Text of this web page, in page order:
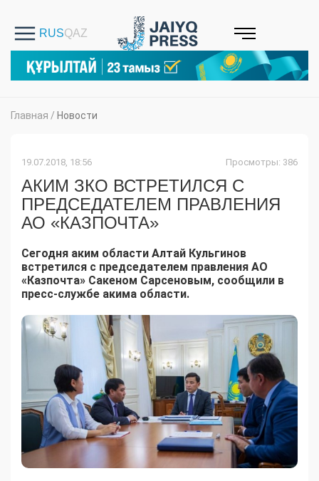
Главная / Новости
19.07.2018, 18:56 Просмотры: 386
АКИМ ЗКО ВСТРЕТИЛСЯ С
ПРЕДСЕДАТЕЛЕМ ПРАВЛЕНИЯ
АО «КАЗПОЧТА»
Сегодня аким области Алтай Кульгинов
встретился с председателем правления АО
«Казпочта» Сакеном Сарсеновым, сообщили в
пресс-службе акима области.